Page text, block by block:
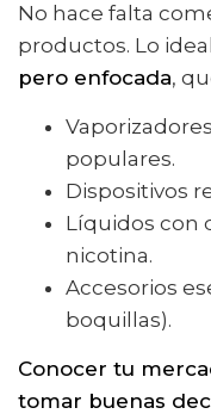
No hace falta
productos. Lo
pero enfocada,
populares.
Dispositivos
Líquidos con
nicotina.
Accesorios
boquillas).
Conocer tu
tomar buenas